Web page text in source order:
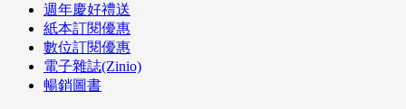
週年慶好禮送
紙本訂閱優惠
數位訂閱優惠
電子雜誌(Zinio)
暢銷圖書